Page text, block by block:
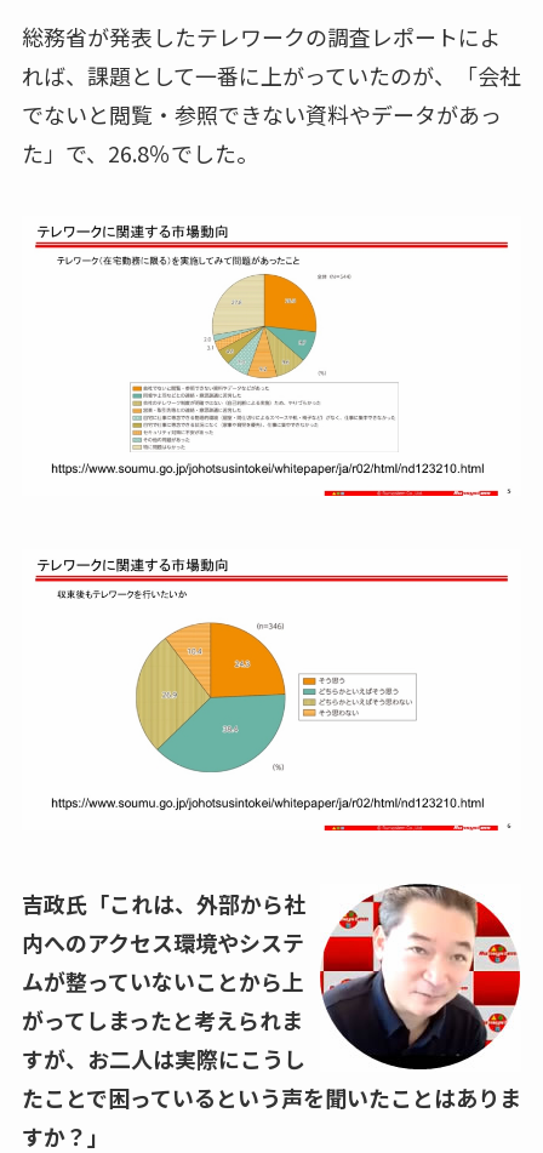
総務省が発表したテレワークの調査レポートによ
れば、課題として一番に上がっていたのが、「会社
でないと閲覧・参照できない資料やデータがあっ
た」で、 26.8％でした。
吉政氏「これは、外部から社
内へのアクセス環境やシステ
ムが整っていないことから上
がってしまったと考えられま
すが、お二人は実際にこうし
たことで困っているという声を聞いたことはありま
すか？」